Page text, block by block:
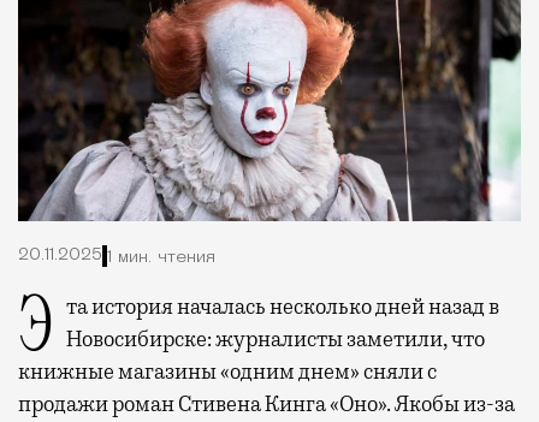
20.11.2025 1 мин. чтения
Эта история началась несколько дней назад в Новосибирске: журналисты заметили, что
книжные магазины «одним днем» сняли с
продажи роман Стивена Кинга «Оно». Якобы из-за